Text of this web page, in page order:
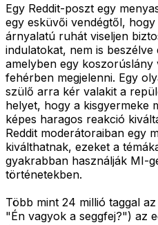
Egy Reddit-poszt egy
egy esküvői vendégtől,
árnyalatú ruhát viseljen
indulatokat, nem is
amelyben egy
fehérben megjelenni. Egy
szülő arra kér valakit a
helyet, hogy a kisgyermeke
képes haragos reakció
Reddit moderátoraiban egy
kiválthatnak, ezeket a
gyakrabban használják MI-
történetekben.
Több mint 24 millió taggal
"Én vagyok a seggfej?") az